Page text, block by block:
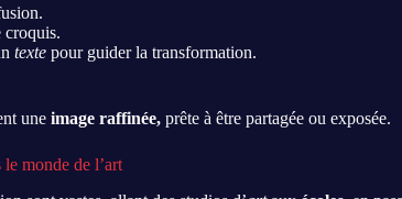
croquis.
texte pour guider la transformation.
une image raffinée, prête à être partagée ou exposée.
monde de l’art